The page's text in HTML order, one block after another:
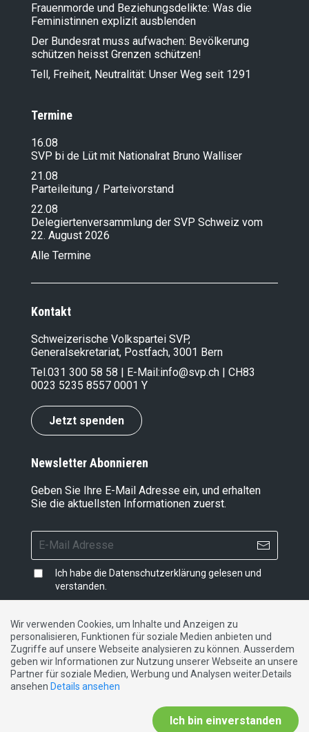
Frauenmorde und Beziehungsdelikte: Was die
Feministinnen explizit ausblenden
Der Bundesrat muss aufwachen: Bevölkerung
schützen heisst Grenzen schützen!
Tell, Freiheit, Neutralität: Unser Weg seit 1291
Termine
16.08
SVP bi de Lüt mit Nationalrat Bruno Walliser
21.08
Parteileitung / Parteivorstand
22.08
Delegiertenversammlung der SVP Schweiz vom
22. August 2026
Alle Termine
Kontakt
Schweizerische Volkspartei SVP,
Generalsekretariat, Postfach, 3001 Bern
Tel.031 300 58 58 | E-Mail:info@svp.ch | CH83
0023 5235 8557 0001 Y
Jetzt spenden
Newsletter Abonnieren
Geben Sie Ihre E-Mail Adresse ein, und erhalten
Sie die aktuellsten Informationen zuerst.
Ich habe die Datenschutzerklärung gelesen und
verstanden.
Impressum |Datenschutzerklärung|Kontakt
DE FR IT
Wir verwenden Cookies, um Inhalte und Anzeigen zu
personalisieren, Funktionen für soziale Medien anbieten und
Zugriffe auf unsere Webseite analysieren zu können. Ausserdem
geben wir Informationen zur Nutzung unserer Webseite an unsere
Partner für soziale Medien, Werbung und Analysen weiter.Details
ansehen Details ansehen
Ich bin einverstanden